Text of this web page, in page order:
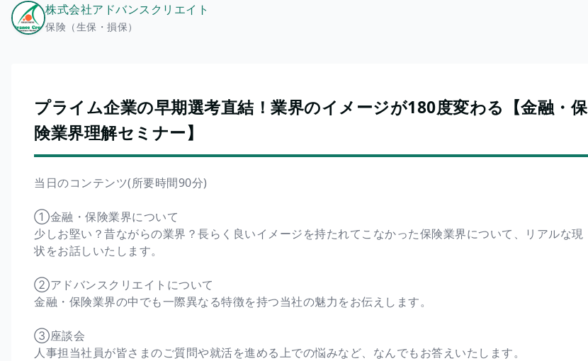
株式会社アドバンスクリエイト
保険（生保・損保）
プライム企業の早期選考直結！業界のイメージが180度変わる【金融・保
険業界理解セミナー】
当日のコンテンツ(所要時間90分)
➀金融・保険業界について
少しお堅い？昔ながらの業界？長らく良いイメージを持たれてこなかった保険業界について、リアルな現
状をお話しいたします。
②アドバンスクリエイトについて
金融・保険業界の中でも一際異なる特徴を持つ当社の魅力をお伝えします。
③座談会
人事担当社員が皆さまのご質問や就活を進める上での悩みなど、なんでもお答えいたします。